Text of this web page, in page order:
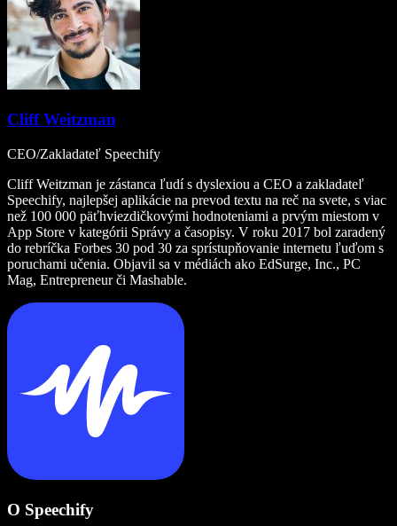
Cliff Weitzman
CEO/Zakladateľ Speechify
Cliff Weitzman je zástanca ľudí s dyslexiou a CEO a zakladateľ
Speechify, najlepšej aplikácie na prevod textu na reč na svete, s viac
než 100 000 päťhviezdičkovými hodnoteniami a prvým miestom v
App Store v kategórii Správy a časopisy. V roku 2017 bol zaradený
do rebríčka Forbes 30 pod 30 za sprístupňovanie internetu ľuďom s
poruchami učenia. Objavil sa v médiách ako EdSurge, Inc., PC
Mag, Entrepreneur či Mashable.
O Speechify